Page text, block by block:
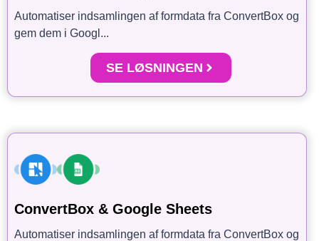
Automatiser indsamlingen af formdata fra ConvertBox og
gem dem i Googl...
SE LØSNINGEN
ConvertBox & Google Sheets
Automatiser indsamlingen af formdata fra ConvertBox og